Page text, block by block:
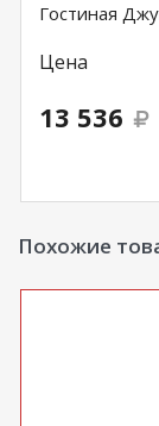
Гостиная
Цена
13 536
Похожие